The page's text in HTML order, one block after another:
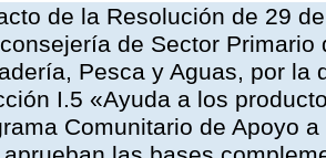
de la Resolución de 29
de Sector
Pesca y Aguas, por la
I.5 «Ayuda a los
Comunitario de Apoyo